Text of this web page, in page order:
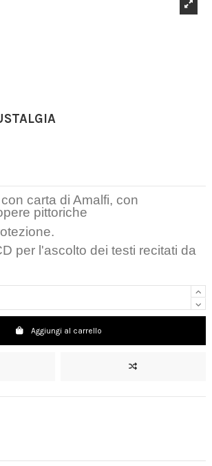
carta di Amalfi, con
pittoriche
per l'ascolto dei testi recitati da
Aggiungi al carrello